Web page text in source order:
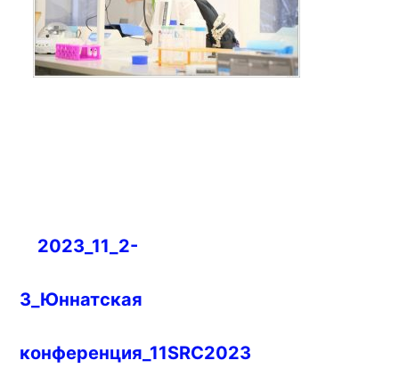
Навигация
записям
2023_11_2-
3_Юннатская
конференция_11SRC2023